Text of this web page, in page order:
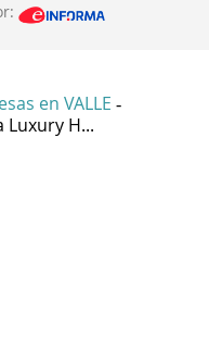
en VALLE -
Luxury H...